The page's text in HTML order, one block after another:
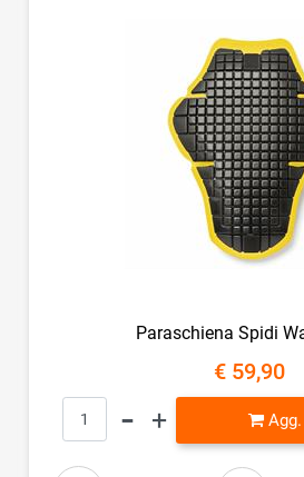
Paraschiena Spidi
€ 59,90
Quantità